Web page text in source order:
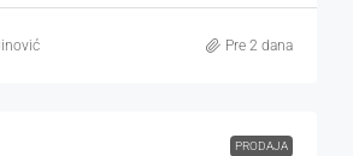
Pre 2 dana
PRODAJA